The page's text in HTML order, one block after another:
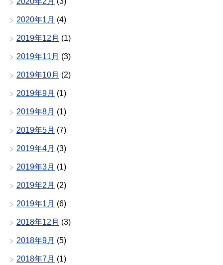
2020年1月 (4)
2019年12月 (1)
2019年11月 (3)
2019年10月 (2)
2019年9月 (1)
2019年8月 (1)
2019年5月 (7)
2019年4月 (3)
2019年3月 (1)
2019年2月 (2)
2019年1月 (6)
2018年12月 (3)
2018年9月 (5)
2018年7月 (1)